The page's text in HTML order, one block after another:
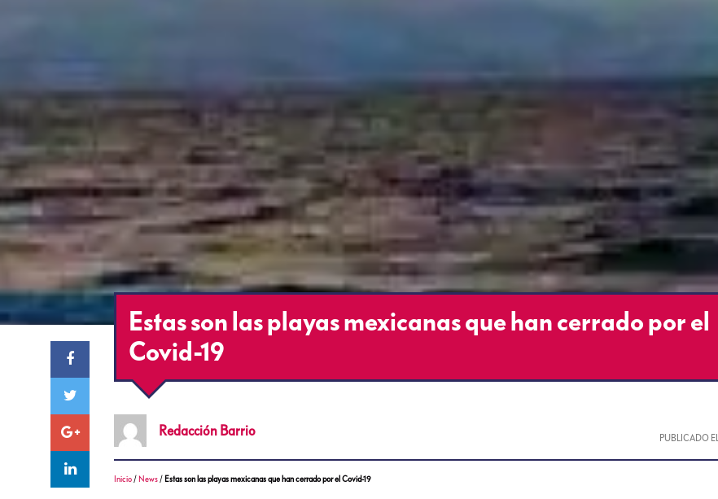
Estas son las playas mexicanas que han cerrado por el
Covid-19
Redacción Barrio PUBLICADO EL
Inicio / News / Estas son las playas mexicanas que han cerrado por el Covid-19